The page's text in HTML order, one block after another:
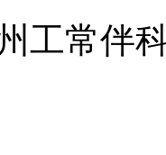
工常伴